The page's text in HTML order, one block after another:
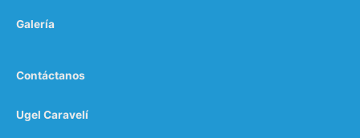
Galería
Contáctanos
Ugel Caravelí